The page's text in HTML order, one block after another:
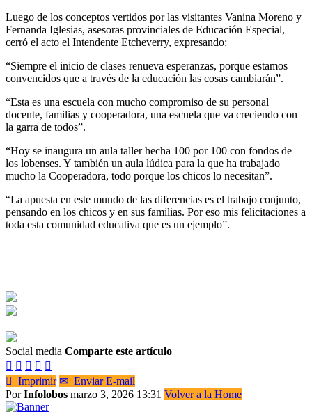
Luego de los conceptos vertidos por las visitantes Vanina Moreno y
Fernanda Iglesias, asesoras provinciales de Educación Especial,
cerró el acto el Intendente Etcheverry, expresando:
“Siempre el inicio de clases renueva esperanzas, porque estamos
convencidos que a través de la educación las cosas cambiarán”.
“Esta es una escuela con mucho compromiso de su personal
docente, familias y cooperadora, una escuela que va creciendo con
la garra de todos”.
“Hoy se inaugura un aula taller hecha 100 por 100 con fondos de
los lobenses. Y también un aula lúdica para la que ha trabajado
mucho la Cooperadora, todo porque los chicos lo necesitan”.
“La apuesta en este mundo de las diferencias es el trabajo conjunto,
pensando en los chicos y en sus familias. Por eso mis felicitaciones a
toda esta comunidad educativa que es un ejemplo”.
Social media Comparte este artículo
    
 Imprimir ✉ Enviar E-mail
PorInfolobos marzo 3, 2026 13:31 Volver a la Home